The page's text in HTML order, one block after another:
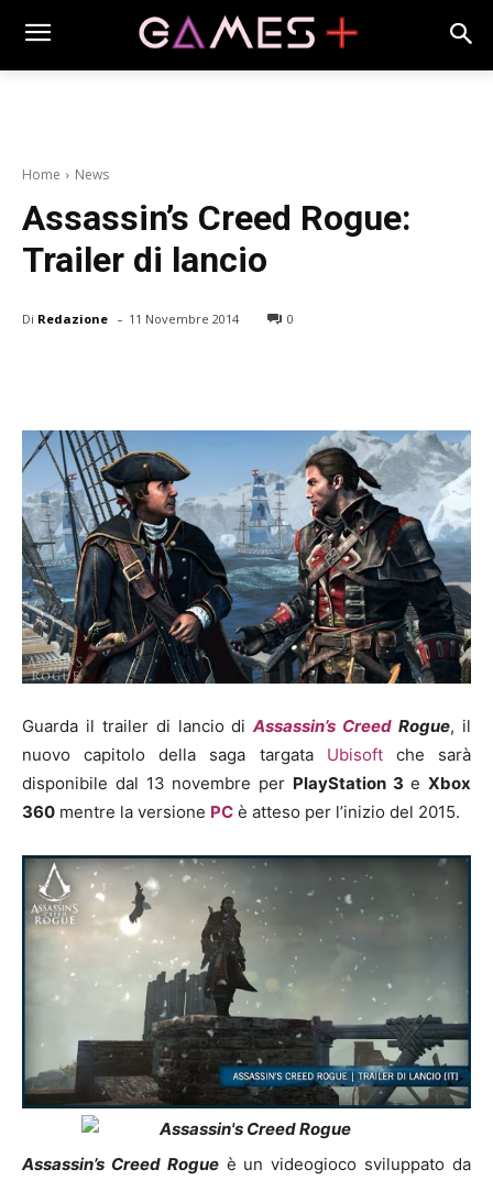
Home News
Assassin’s Creed Rogue:
Trailer di lancio
Di Redazione - 11 Novembre 2014 0
Guarda il trailer di lancio diAssassin’s Creed Rogue, il
nuovo capitolo della saga targata Ubisoftche sarà
disponibile dal 13 novembre per PlayStation 3 e Xbox
360 mentre la versione PC è atteso per l’inizio del 2015.
Assassin’s Creed Rogueè un videogioco sviluppato da